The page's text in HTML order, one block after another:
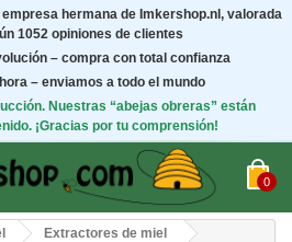
hermana de Imkershop.nl, valorada
1052 opiniones de clientes
– compra con total confianza
– enviamos a todo el mundo
Nuestras “abejas obreras” están
¡Gracias por tu comprensión!
0
Extractores de miel